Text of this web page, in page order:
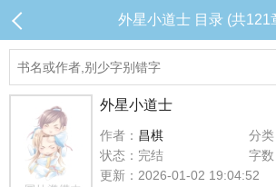
外星小道士 目录 (共121
外星小道士
作者： 昌棋
分
状态：完结
字
更新：2026-01-02 19:04:52